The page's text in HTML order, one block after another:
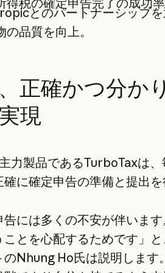
とのパートナーシップ
の品質を向上。
正確かつ分か
現
力製品であるTurboTaxは
確に確定申告の準備と提出
告には多くの不安が伴いま
ことを心配するためです」
のNhung Ho氏は説明します